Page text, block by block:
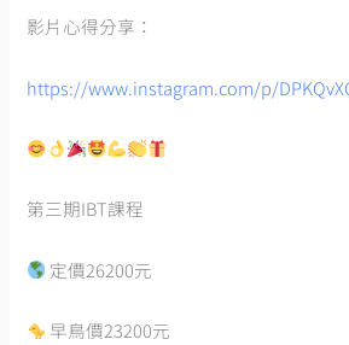
影片心得分享：
https://www.instagram.com/p/
第三期IBT課程
定價26200元
早鳥價23200元